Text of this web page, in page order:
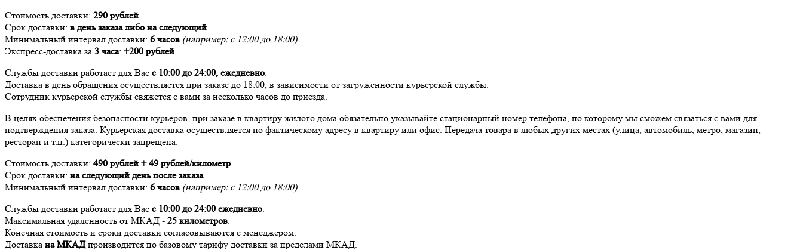
Стоимость доставки: 290 рублей
Срок доставки: в день заказа либо на следующий
Минимальный интервал доставки: 6 часов (например: с 12:00 до 18:00)
Экспресс-доставка за 3 часа: +200 рублей
Службы доставки работает для Вас с 10:00 до 24:00, ежедневно.
Доставка в день обращения осуществляется при заказе до 18:00, в зависимости от загруженности курьерской службы.
Сотрудник курьерской службы свяжется с вами за несколько часов до приезда.
В целях обеспечения безопасности курьеров, при заказе в квартиру жилого дома обязательно указывайте стационарный номер телефона, по которому мы сможем связаться с вами для
подтверждения заказа. Курьерская доставка осуществляется по фактическому адресу в квартиру или офис. Передача товара в любых других местах (улица, автомобиль, метро, магазин,
ресторан и т.п.) категорически запрещена.
Стоимость доставки: 490 рублей + 49 рублей/километр
Срок доставки: на следующий день после заказа
Минимальный интервал доставки: 6 часов (например: с 12:00 до 18:00)
Службы доставки работает для Вас с 10:00 до 24:00 ежедневно.
Максимальная удаленность от МКАД - 25 километров.
Конечная стоимость и сроки доставки согласовываются с менеджером.
Доставка на МКАДпроизводится по базовому тарифу доставки за пределами МКАД.